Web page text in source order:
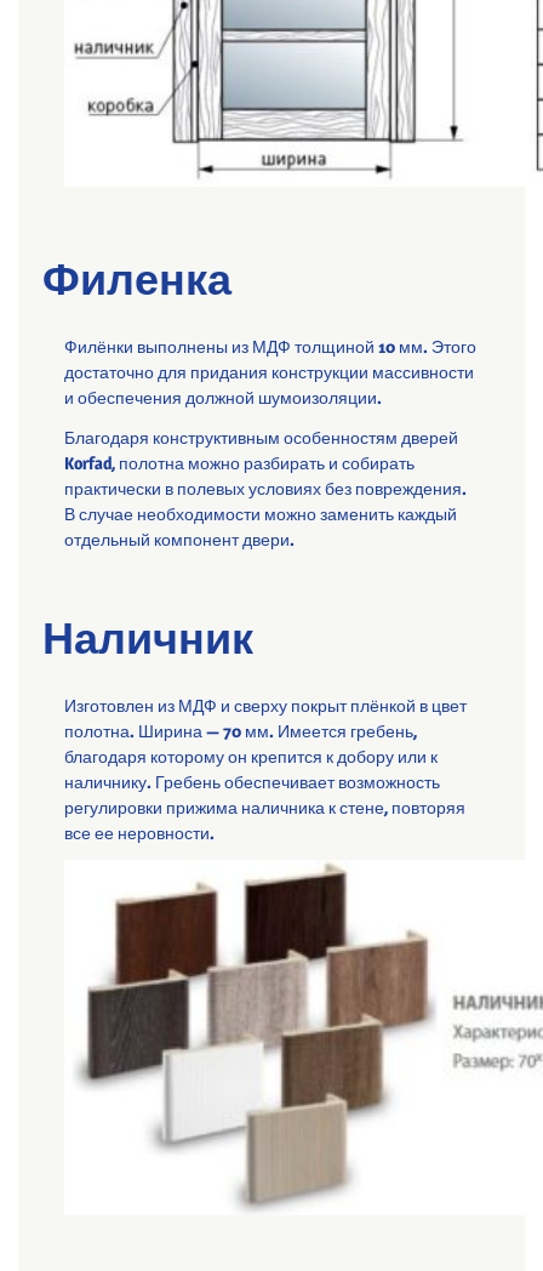
Филенка
Филёнки выполнены из МДФ толщиной 10 мм. Этого
достаточно для придания конструкции массивности
и обеспечения должной шумоизоляции.
Благодаря конструктивным особенностям дверей
Korfad, полотна можно разбирать и собирать
практически в полевых условиях без повреждения.
В случае необходимости можно заменить каждый
отдельный компонент двери.
Наличник
Изготовлен из МДФ и сверху покрыт плёнкой в цвет
полотна. Ширина — 70 мм. Имеется гребень,
благодаря которому он крепится к добору или к
наличнику. Гребень обеспечивает возможность
регулировки прижима наличника к стене, повторяя
все ее неровности.